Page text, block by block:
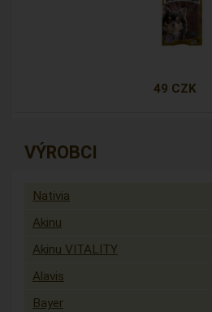
49 CZK
VÝROBCI
Nativia
Akinu
Akinu VITALITY
Alavis
Bayer